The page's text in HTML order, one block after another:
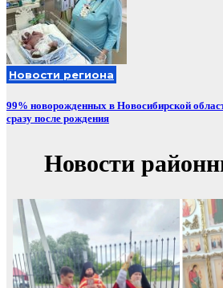
Новости региона
99% новорожденных в Новосибирской
сразу после рождения